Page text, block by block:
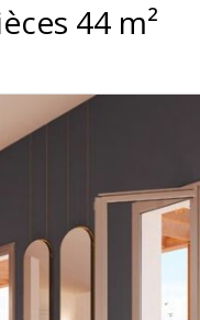
44 m²